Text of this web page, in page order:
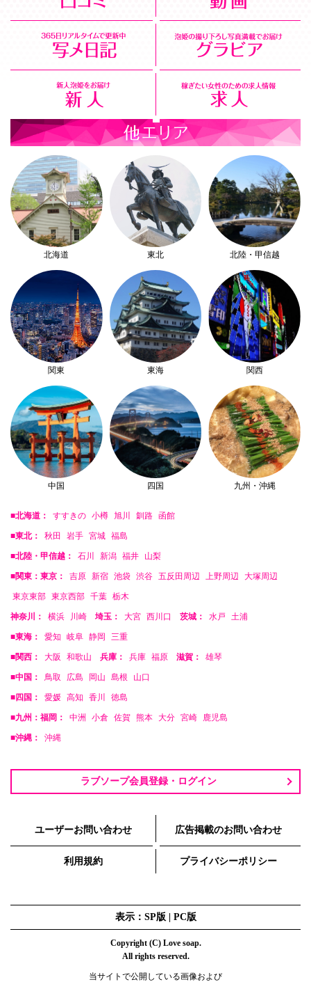
北海道 東北 北陸・甲信越
関東 東海 関西
中国 四国 九州・沖縄
■北海道： すすきの 小樽 旭川 釧路 函館
■東北： 秋田 岩手 宮城 福島
■北陸・甲信越： 石川 新潟 福井 山梨
■関東：東京： 吉原 新宿 池袋 渋谷 五反田周辺 上野周辺 大塚周辺
東京東部 東京西部 千葉 栃木
神奈川： 横浜 川崎 埼玉： 大宮 西川口 茨城： 水戸 土浦
■東海： 愛知 岐阜 静岡 三重
■関西： 大阪 和歌山 兵庫： 兵庫 福原 滋賀： 雄琴
■中国： 鳥取 広島 岡山 島根 山口
■四国： 愛媛 高知 香川 徳島
■九州：福岡： 中洲 小倉 佐賀 熊本 大分 宮崎 鹿児島
■沖縄： 沖縄
ラブソープ会員登録・ログイン
ユーザーお問い合わせ 広告掲載のお問い合わせ
利用規約 プライバシーポリシー
表示：SP版 | PC版
Copyright (C) Love soap.
All rights reserved.
当サイトで公開している画像および